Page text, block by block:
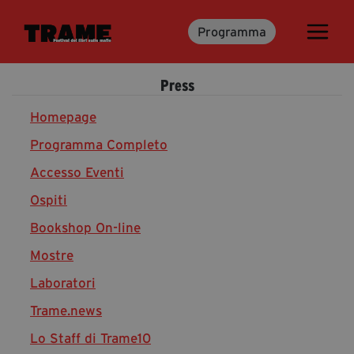
Programma
Trame.15
Libri
Media & Press
News & Kit
Accrediti Stampa
Cartella Stampa
Rassegna Stampa
Partecipa
Press
Homepage
Programma Completo
Accesso Eventi
Ospiti
Bookshop On-line
Mostre
Laboratori
Trame.news
Lo Staff di Trame10